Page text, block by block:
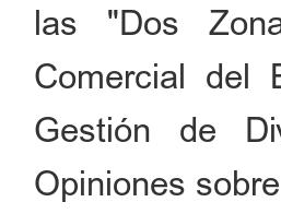
las "Dos
Comercial del
Gestión de
Opiniones